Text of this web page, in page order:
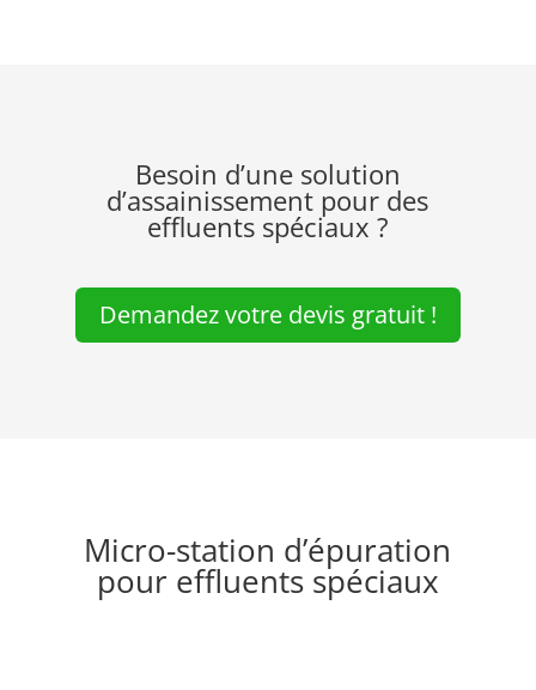
Besoin d’une solution
d’assainissement pour des
effluents spéciaux ?
Demandez votre devis gratuit !
Micro-station d’épuration
pour effluents spéciaux